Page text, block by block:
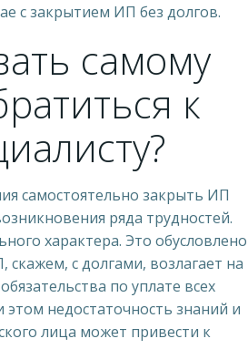
с закрытием ИП без долгов.
самому
к
самостоятельно закрыть ИП
ряда трудностей.
характера. Это обусловлено
с долгами, возлагает на
по уплате всех
недостаточность знаний и
лица может привести к